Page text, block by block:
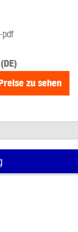
pdf
zu sehen